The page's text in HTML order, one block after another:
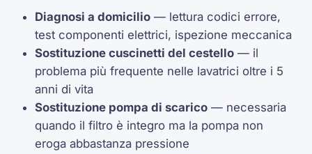
Diagnosi a domicilio — lettura codici errore,
test componenti elettrici, ispezione meccanica
Sostituzione cuscinetti del cestello — il
problema più frequente nelle lavatrici oltre i 5
anni di vita
Sostituzione pompa di scarico — necessaria
quando il filtro è integro ma la pompa non
eroga abbastanza pressione